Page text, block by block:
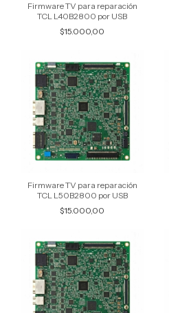
Firmware TV para reparación
TCL L40B2800 por USB
$15.000,00
Firmware TV para reparación
TCL L50B2800 por USB
$15.000,00